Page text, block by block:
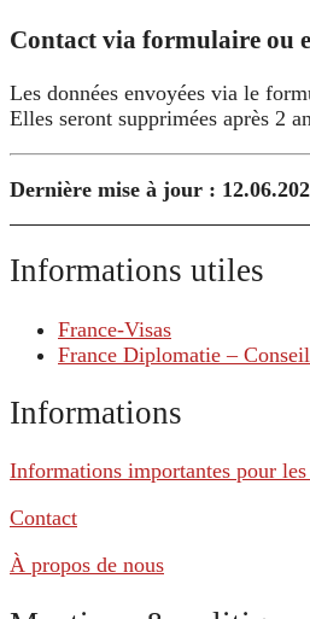
Contact via formulaire ou
Les données envoyées via le
Elles seront supprimées après 2
Dernière mise à jour :
Informations utiles
France-Visas
France Diplomatie –
Informations
Informations importantes pour
Contact
À propos de nous